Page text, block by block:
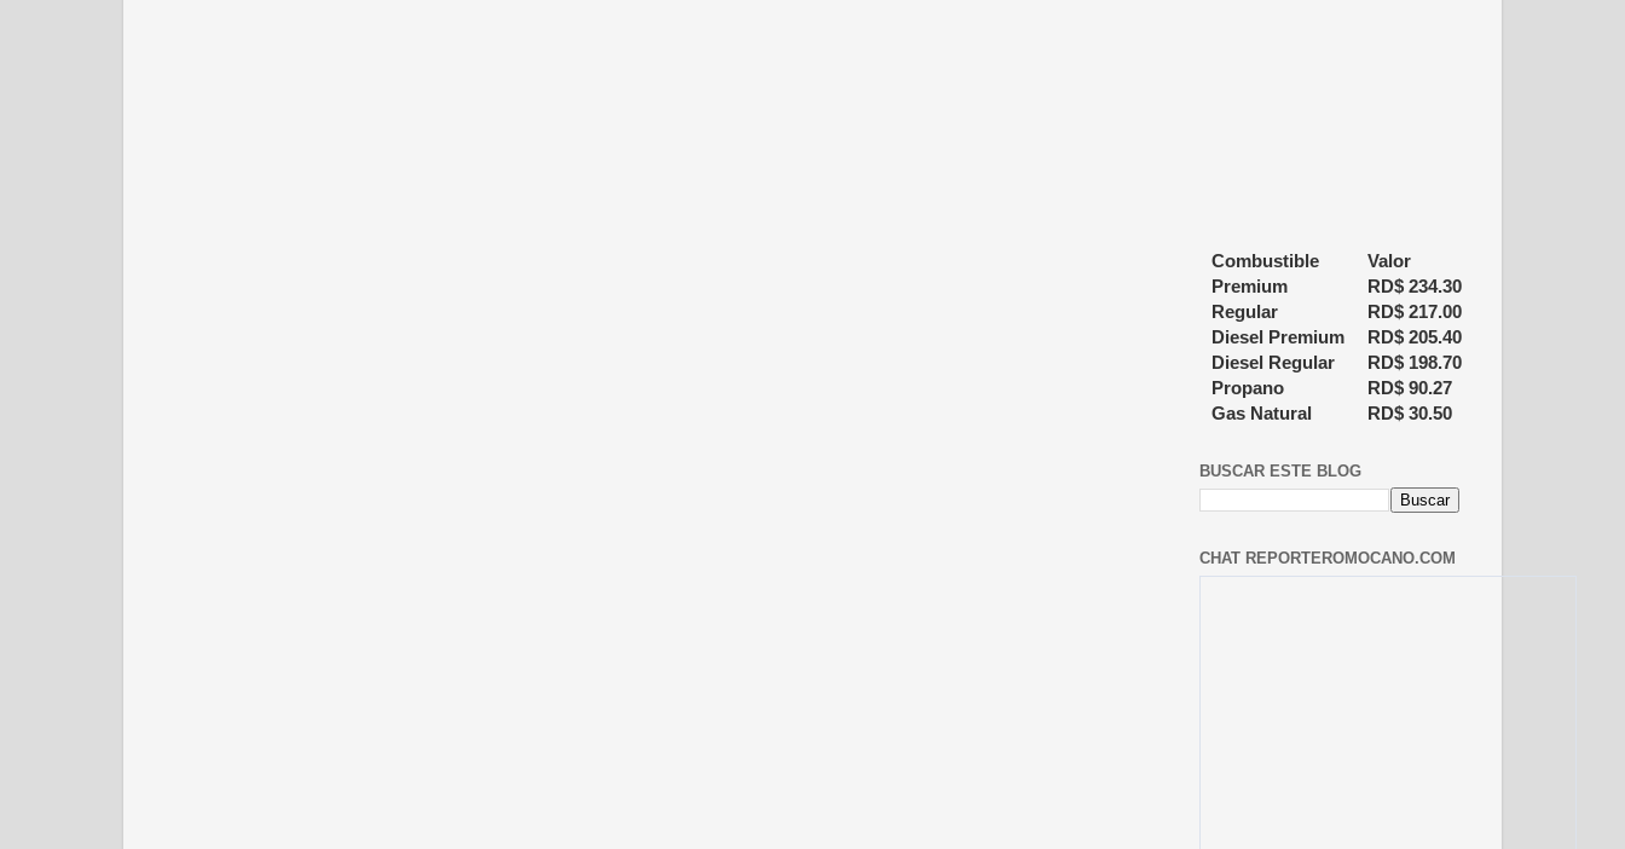
Combustible
Valor
Premium
RD$ 234.30
Regular
RD$ 217.00
Diesel Premium
RD$ 205.40
Diesel Regular
RD$ 198.70
Propano
RD$ 90.27
Gas Natural
RD$ 30.50
BUSCAR ESTE BLOG
CHAT REPORTEROMOCANO.COM